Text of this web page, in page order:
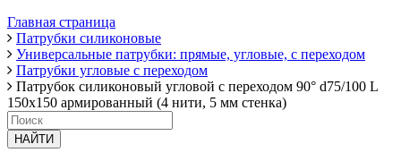
Главная страница
Патрубки силиконовые
Универсальные патрубки: прямые, угловые, с переходом
Патрубки угловые с переходом
Патрубок силиконовый угловой с переходом 90° d75/100 L
150x150 армированный (4 нити, 5 мм стенка)
НАЙТИ